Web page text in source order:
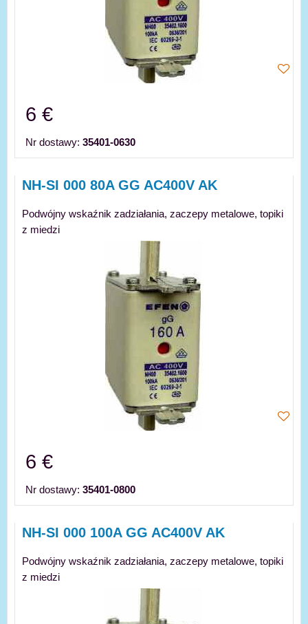
6 €
Nr dostawy: 35401-0630
NH-SI 000 80A GG AC400V AK
Podwójny wskaźnik zadziałania, zaczepy metalowe, topiki
z miedzi
6 €
Nr dostawy: 35401-0800
NH-SI 000 100A GG AC400V AK
Podwójny wskaźnik zadziałania, zaczepy metalowe, topiki
z miedzi